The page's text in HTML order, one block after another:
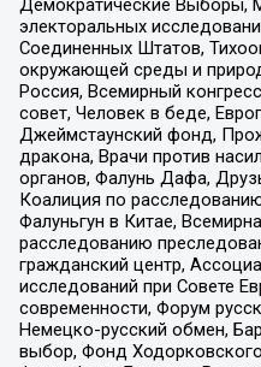
электоральных
Соединенных Штатов,
окружающей среды и
Россия, Всемирный
совет, Человек в беде,
Джеймстаунский фонд,
дракона, Врачи против
органов, Фалунь Дафа,
Коалиция по
Фалуньгун в Китае,
расследованию
гражданский центр,
исследований при Совете
современности, Форум
Немецко-русский обмен,
выбор, Фонд